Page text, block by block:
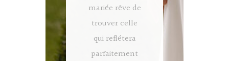
mariée rêve de
trouver celle
qui reflétera
parfaitement